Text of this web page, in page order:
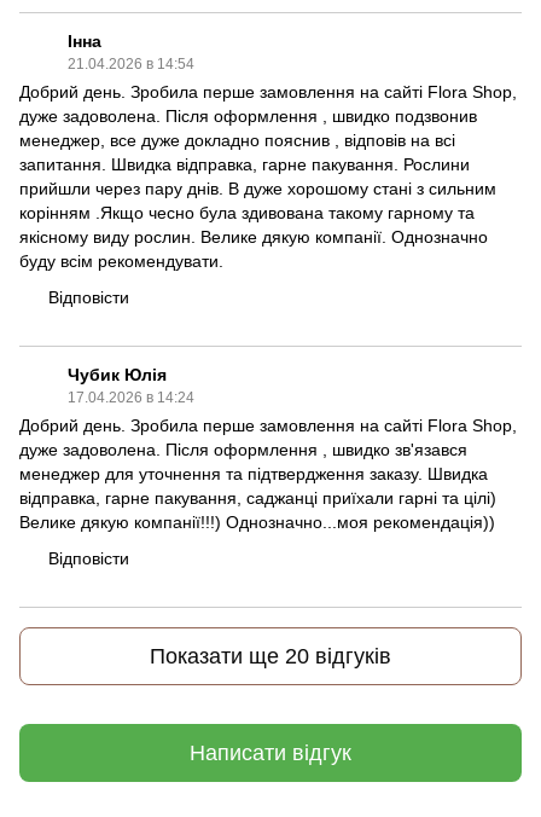
Інна
21.04.2026 в 14:54
Добрий день. Зробила перше замовлення на сайті Flora Shop,
дуже задоволена. Після оформлення , швидко подзвонив
менеджер, все дуже докладно пояснив , відповів на всі
запитання. Швидка відправка, гарне пакування. Рослини
прийшли через пару днів. В дуже хорошому стані з сильним
корінням .Якщо чесно була здивована такому гарному та
якісному виду рослин. Велике дякую компанії. Однозначно
буду всім рекомендувати.
Відповісти
Чубик Юлія
17.04.2026 в 14:24
Добрий день. Зробила перше замовлення на сайті Flora Shop,
дуже задоволена. Після оформлення , швидко зв'язався
менеджер для уточнення та підтвердження заказу. Швидка
відправка, гарне пакування, саджанці приїхали гарні та цілі)
Велике дякую компанії!!!) Однозначно...моя рекомендація))
Відповісти
Показати ще 20 відгуків
Написати відгук